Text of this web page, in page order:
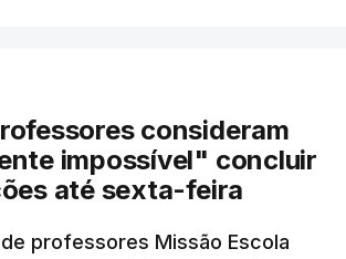
consideram
impossível" concluir
até sexta-feira
professores Missão Escola